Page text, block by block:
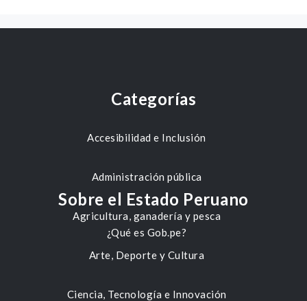
Categorías
Accesibilidad e Inclusión
Administración pública
Agricultura, ganadería y pesca
Arte, Deporte y Cultura
Ciencia, Tecnología e Innovación
Sobre el Estado Peruano
¿Qué es Gob.pe?